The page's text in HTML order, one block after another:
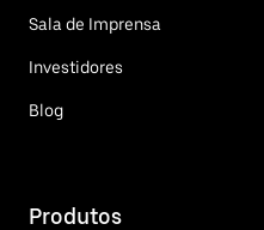
Sala de Imprensa
Investidores
Blog
Produtos